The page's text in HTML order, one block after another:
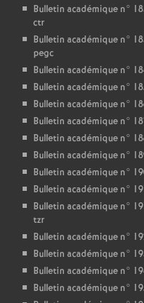
Bulletin académique n°
ctr
Bulletin académique n°
pegc
Bulletin académique n°
Bulletin académique n°
Bulletin académique n°
Bulletin académique n°
Bulletin académique n°
Bulletin académique n°
Bulletin académique n°
Bulletin académique n°
Bulletin académique n°
tzr
Bulletin académique n°
Bulletin académique n°
Bulletin académique n°
Bulletin académique n°